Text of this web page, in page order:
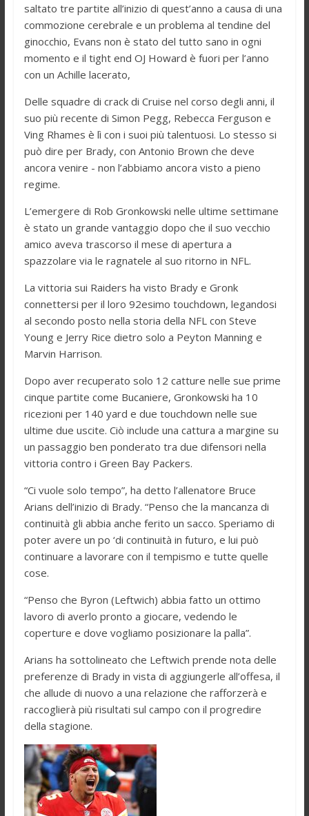
saltato tre partite all’inizio di quest’anno a causa di una
commozione cerebrale e un problema al tendine del
ginocchio, Evans non è stato del tutto sano in ogni
momento e il tight end OJ Howard è fuori per l’anno
con un Achille lacerato,
Delle squadre di crack di Cruise nel corso degli anni, il
suo più recente di Simon Pegg, Rebecca Ferguson e
Ving Rhames è lì con i suoi più talentuosi. Lo stesso si
può dire per Brady, con Antonio Brown che deve
ancora venire - non l’abbiamo ancora visto a pieno
regime.
L’emergere di Rob Gronkowski nelle ultime settimane
è stato un grande vantaggio dopo che il suo vecchio
amico aveva trascorso il mese di apertura a
spazzolare via le ragnatele al suo ritorno in NFL.
La vittoria sui Raiders ha visto Brady e Gronk
connettersi per il loro 92esimo touchdown, legandosi
al secondo posto nella storia della NFL con Steve
Young e Jerry Rice dietro solo a Peyton Manning e
Marvin Harrison.
Dopo aver recuperato solo 12 catture nelle sue prime
cinque partite come Bucaniere, Gronkowski ha 10
ricezioni per 140 yard e due touchdown nelle sue
ultime due uscite. Ciò include una cattura a margine su
un passaggio ben ponderato tra due difensori nella
vittoria contro i Green Bay Packers.
“Ci vuole solo tempo”, ha detto l’allenatore Bruce
Arians dell’inizio di Brady. “Penso che la mancanza di
continuità gli abbia anche ferito un sacco. Speriamo di
poter avere un po ‘di continuità in futuro, e lui può
continuare a lavorare con il tempismo e tutte quelle
cose.
“Penso che Byron (Leftwich) abbia fatto un ottimo
lavoro di averlo pronto a giocare, vedendo le
coperture e dove vogliamo posizionare la palla”.
Arians ha sottolineato che Leftwich prende nota delle
preferenze di Brady in vista di aggiungerle all’offesa, il
che allude di nuovo a una relazione che rafforzerà e
raccoglierà più risultati sul campo con il progredire
della stagione.